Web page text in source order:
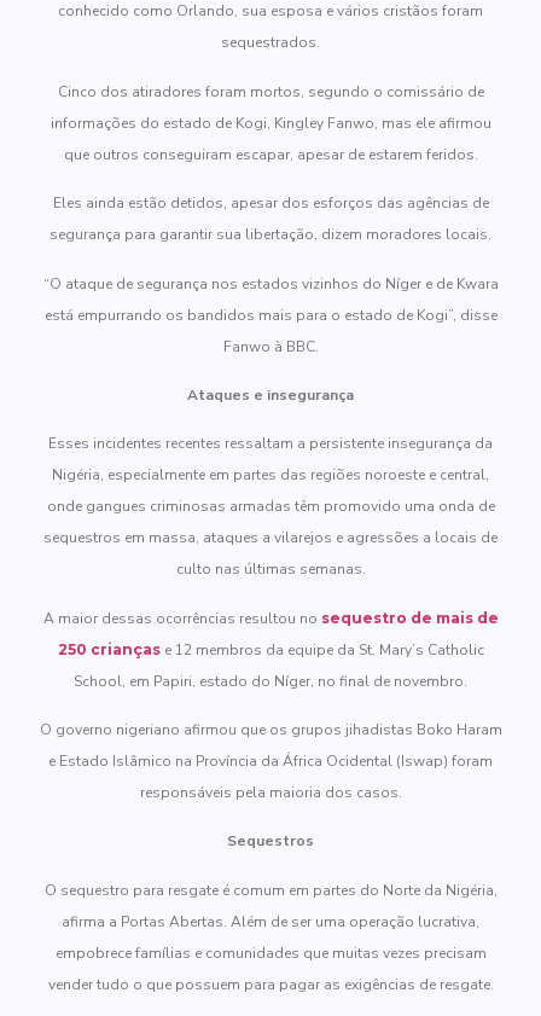
conhecido como Orlando, sua esposa e vários cristãos foram
sequestrados.
Cinco dos atiradores foram mortos, segundo o comissário de
informações do estado de Kogi, Kingley Fanwo, mas ele afirmou
que outros conseguiram escapar, apesar de estarem feridos.
Eles ainda estão detidos, apesar dos esforços das agências de
segurança para garantir sua libertação, dizem moradores locais.
“O ataque de segurança nos estados vizinhos do Níger e de Kwara
está empurrando os bandidos mais para o estado de Kogi”, disse
Fanwo à BBC.
Ataques e insegurança
Esses incidentes recentes ressaltam a persistente insegurança da
Nigéria, especialmente em partes das regiões noroeste e central,
onde gangues criminosas armadas têm promovido uma onda de
sequestros em massa, ataques a vilarejos e agressões a locais de
culto nas últimas semanas.
A maior dessas ocorrências resultou no sequestro de mais de
250 criançase 12 membros da equipe da St. Mary’s Catholic
School, em Papiri, estado do Níger, no final de novembro.
O governo nigeriano afirmou que os grupos jihadistas Boko Haram
e Estado Islâmico na Província da África Ocidental (Iswap) foram
responsáveis pela maioria dos casos.
Sequestros
O sequestro para resgate é comum em partes do Norte da Nigéria,
afirma a Portas Abertas. Além de ser uma operação lucrativa,
empobrece famílias e comunidades que muitas vezes precisam
vender tudo o que possuem para pagar as exigências de resgate.